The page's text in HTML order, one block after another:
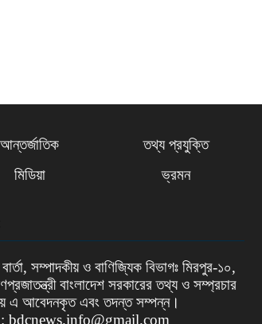
আন্তর্জাতিক তথ্য প্রযুক্তি
মিডিয়া ভ্রমন
সম্পাদকীয় ও বাণিজ্যিক বিভাগঃ মিরপুর-১০,
বাংলাদেশ সরকারের তথ্য ও সম্প্রচার
এ আবেদনকৃত এবং তদন্ত সম্পন্ন।
bdcnews.info@gmail.com